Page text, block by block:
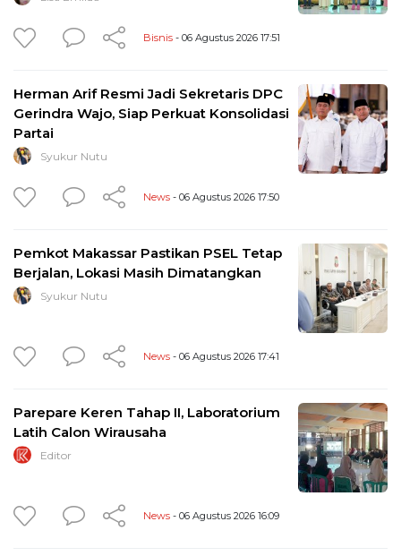
Bisnis - 06 Agustus 2026 17:51
Herman Arif Resmi Jadi Sekretaris DPC
Gerindra Wajo, Siap Perkuat Konsolidasi
Partai
Syukur Nutu
News - 06 Agustus 2026 17:50
Pemkot Makassar Pastikan PSEL Tetap
Berjalan, Lokasi Masih Dimatangkan
Syukur Nutu
News - 06 Agustus 2026 17:41
Parepare Keren Tahap II, Laboratorium
Latih Calon Wirausaha
Editor
News - 06 Agustus 2026 16:09